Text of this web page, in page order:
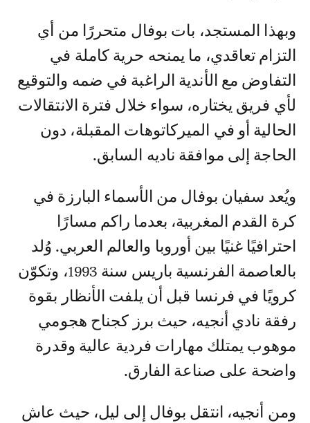
وبهذا المستجد، بات بوفال متحررًا من أي
التزام تعاقدي، ما يمنحه حرية كاملة في
التفاوض مع الأندية الراغبة في ضمه والتوقيع
لأي فريق يختاره، سواء خلال فترة الانتقالات
الحالية أو في الميركاتوهات المقبلة، دون
الحاجة إلى موافقة ناديه السابق.
ويُعد سفيان بوفال من الأسماء البارزة في
كرة القدم المغربية، بعدما راكم مسارًا
احترافيًا غنيًا بين أوروبا والعالم العربي. وُلد
بالعاصمة الفرنسية باريس سنة 1993، وتكوّن
كرويًا في فرنسا قبل أن يلفت الأنظار بقوة
رفقة نادي أنجيه، حيث برز كجناح هجومي
موهوب يمتلك مهارات فردية عالية وقدرة
واضحة على صناعة الفارق.
ومن أنجيه، انتقل بوفال إلى ليل، حيث عاش